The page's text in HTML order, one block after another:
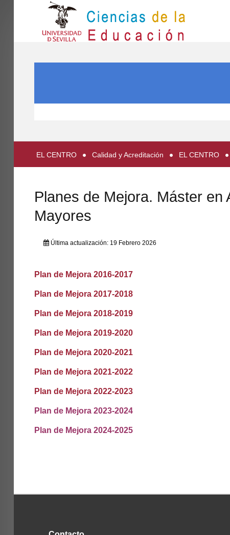
PARTICIPA
EL CENTRO Calidad y Acreditación EL CENTRO
Planes de Mejora. Máster
Mayores
Última actualización: 19 Febrero 2026
Plan de Mejora 2016-2017
Plan de Mejora 2017-2018
Plan de Mejora 2018-2019
Plan de Mejora 2019-2020
Plan de Mejora 2020-2021
Plan de Mejora 2021-2022
Plan de Mejora 2022-2023
Plan de Mejora 2023-2024
Plan de Mejora 2024-2025